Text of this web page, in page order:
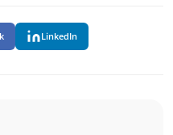
LinkedIn